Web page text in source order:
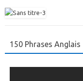
150 Phrases Anglais